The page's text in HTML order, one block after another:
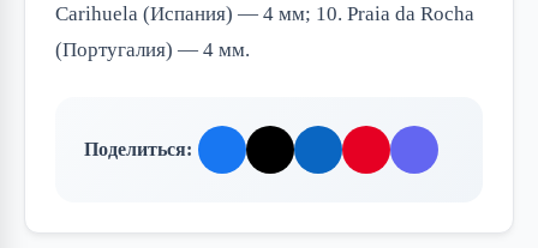
Carihuela (Испания) — 4 мм; 10. Praia da Rocha
(Португалия) — 4 мм.
Поделиться: